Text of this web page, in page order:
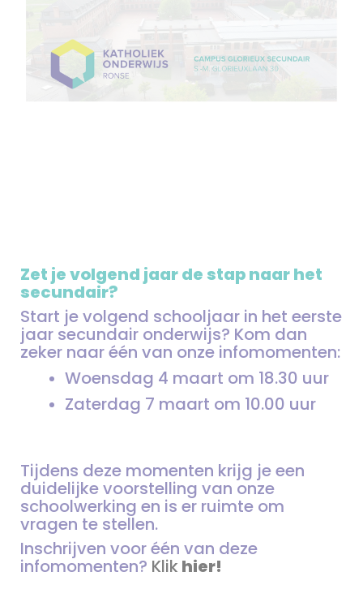
Zet je volgend jaar de stap naar het
secundair?
Start je volgend schooljaar in het eerste
jaar secundair onderwijs? Kom dan
zeker naar één van onze infomomenten:
Woensdag 4 maart om 18.30 uur
Zaterdag 7 maart om 10.00 uur
Tijdens deze momenten krijg je een
duidelijke voorstelling van onze
schoolwerking en is er ruimte om
vragen te stellen.
Inschrijven voor één van deze
infomomenten? Klik hier!